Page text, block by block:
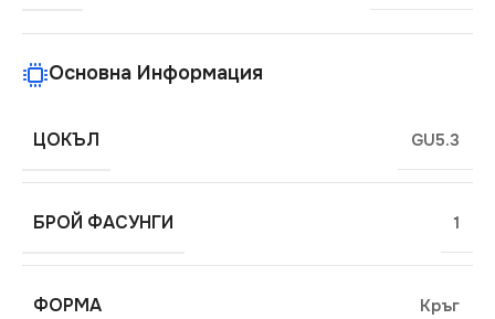
Основна Информация
ЦОКЪЛ GU5.3
БРОЙ ФАСУНГИ 1
ФОРМА Кръг